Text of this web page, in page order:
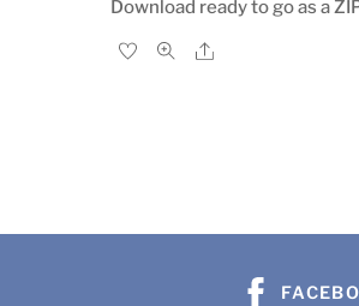
Download ready to go as a
Share